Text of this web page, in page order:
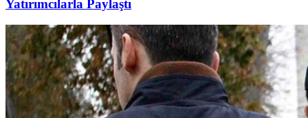
Yatırımcılarla Paylaştı